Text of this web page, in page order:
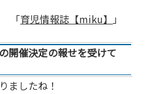
育児情報誌【miku】 」
催決定の報せを受けて
ましたね！